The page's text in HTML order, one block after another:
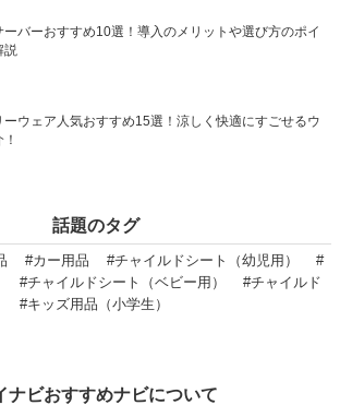
ーバーおすすめ10選！導入のメリットや選び方のポイ
説
ーウェア人気おすすめ15選！涼しく快適にすごせるウ
話題のタグ
#カー用品 #チャイルドシート（幼児用）
#
#チャイルドシート（ベビー用）
#チャイルド
#キッズ用品（小学生）
ナビおすすめナビについて